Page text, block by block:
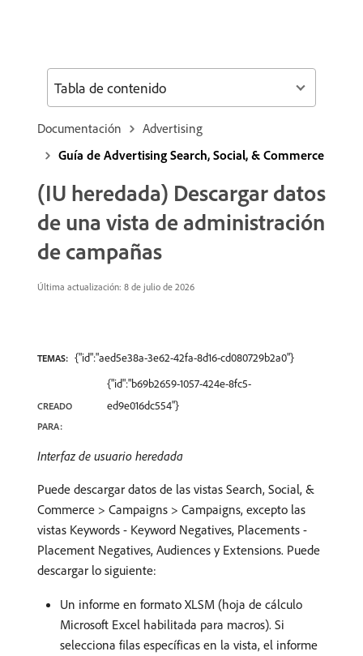
Documentación
Advertising
Guía de Advertising Search, Social, & Commerce
(IU heredada) Descargar datos
de una vista de administración
de campañas
Última actualización: 8 de julio de 2026
TEMAS: {"id":"aed5e38a-3e62-42fa-8d16-cd080729b2a0"}
CREADO
PARA:
{"id":"b69b2659-1057-424e-8fc5-
ed9e016dc554"}
Interfaz de usuario heredada
Puede descargar datos de las vistas Search, Social, &
Commerce > Campaigns > Campaigns, excepto las
vistas Keywords - Keyword Negatives, Placements -
Placement Negatives, Audiences y Extensions. Puede
descargar lo siguiente:
Un informe en formato XLSM (hoja de cálculo
Microsoft Excel habilitada para macros). Si
selecciona filas específicas en la vista, el informe
Tabla de contenido